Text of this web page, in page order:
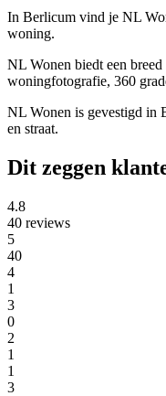
In Berlicum vind je NL
woning.
NL Wonen biedt een
woningfotografie, 360
NL Wonen is gevestigd in
en straat.
Dit zeggen
4.8
40 reviews
5
40
4
1
3
0
2
1
1
3